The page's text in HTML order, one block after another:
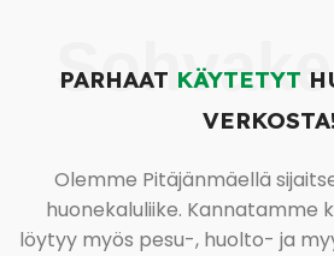
PARHAAT KÄYTETYT
VERKOSTA!
Olemme Pitäjänmäellä
huonekaluliike. Kannatamme
löytyy myös pesu-, huolto- ja